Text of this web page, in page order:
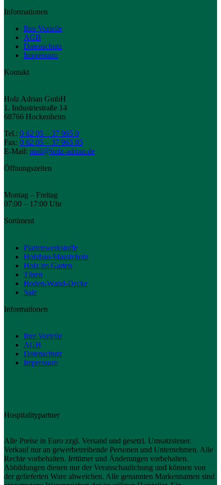
Informationen
Ihre Vorteile
AGB
Datenschutz
Impressum
Kontakt
Holz Adrian GmbH
1. Industriestraße 14
68766 Hockenheim
Tel.: 0 62 05 – 37 965 0
Fax: 0 62 05 – 37 965 85
E-Mail: mail@holz-adrian.de
Öffnungszeiten
Montag – Freitag
07:00 – 17:00 Uhr
Sortiment
Plattenwerkstoffe
Holzbau-Massivholz
Holz im Garten
Türen
Boden-Wand-Decke
Sale
Informationen
Ihre Vorteile
AGB
Datenschutz
Impressum
Hospitalitypartner
Alle Preise in Euro zzgl. Versand und gesetzl. Umsatzsteuer.
Verkauf nur an gewerbetreibende Personen und Unternehmen. Alle
Rechte vorbehalten. Irrtümer und Änderungen vorbehalten.
Abbildungen dienen nur der Veranschaulichung und können von
der gelieferten Ware abweichen. Alle genannten Markennamen sind